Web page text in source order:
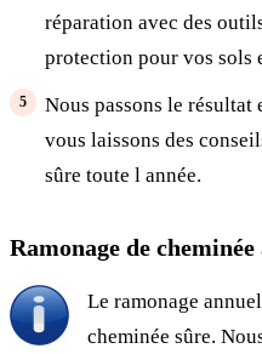
réparation avec des
protection pour vos sols
Nous passons le résultat
vous laissons des
sûre toute l année.
Ramonage de
Le ramonage
cheminée sûre.